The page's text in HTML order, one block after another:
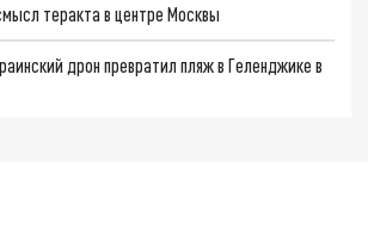
теракта в центре Москвы
дрон превратил пляж в Геленджике в